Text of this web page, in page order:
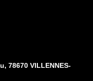
78670 VILLENNES-